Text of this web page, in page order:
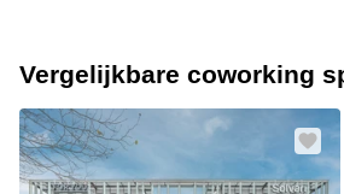
Vergelijkbare coworking